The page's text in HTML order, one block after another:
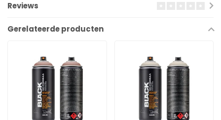
Reviews
Gerelateerde producten